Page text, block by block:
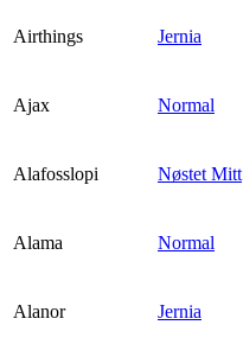
Airthings Jernia
Ajax Normal
Alafosslopi Nøstet Mitt
Alama Normal
Alanor Jernia